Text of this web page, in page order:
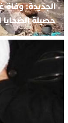
الجديدة:
حصيلة